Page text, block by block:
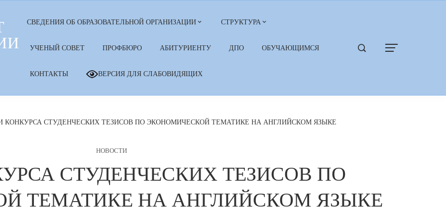
СВЕДЕНИЯ ОБ ОБРАЗОВАТЕЛЬНОЙ ОРГАНИЗАЦИИ СТРУКТУРА
УЧЕНЫЙ СОВЕТ ПРОФБЮРО АБИТУРИЕНТУ ДПО ОБУЧАЮЩИМСЯ
КОНТАКТЫ ВЕРСИЯ ДЛЯ СЛАБОВИДЯЩИХ
КОНКУРСА СТУДЕНЧЕСКИХ ТЕЗИСОВ ПО ЭКОНОМИЧЕСКОЙ ТЕМАТИКЕ НА АНГЛИЙСКОМ ЯЗЫКЕ
НОВОСТИ
СТУДЕНЧЕСКИХ ТЕЗИСОВ ПО
ТЕМАТИКЕ НА АНГЛИЙСКОМ ЯЗЫКЕ